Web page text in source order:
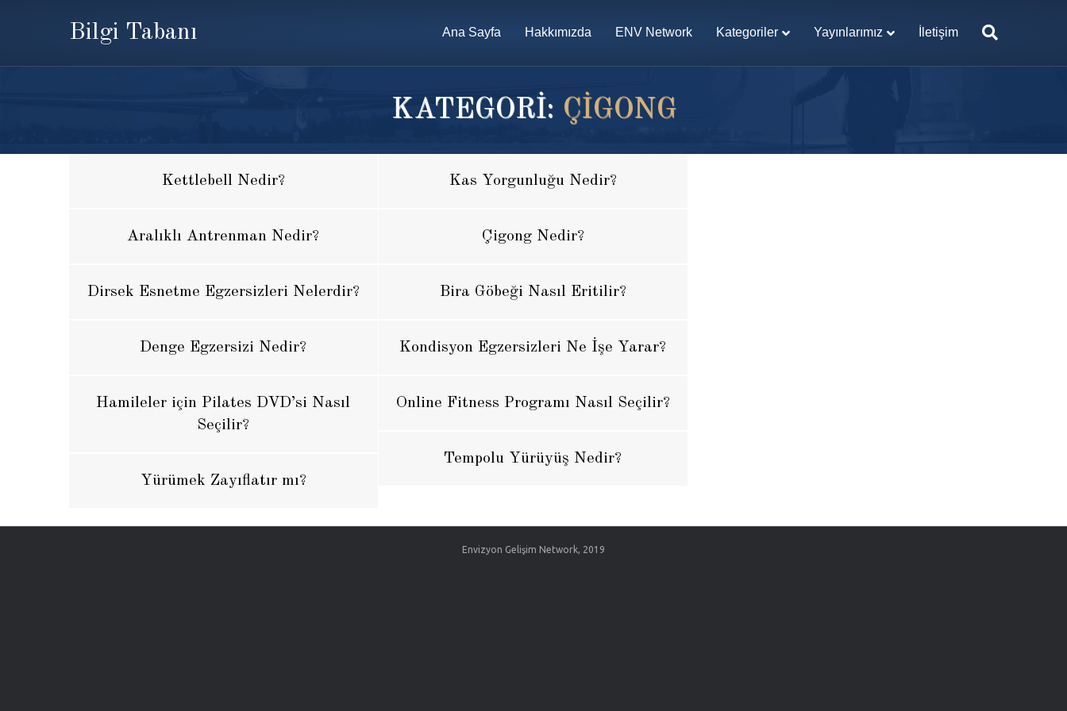
Bilgi Tabanı Ana Sayfa Hakkımızda ENV Network Kategoriler Yayınlarımız İletişim
KATEGORİ: ÇIGONG
Kettlebell Nedir? Kas Yorgunluğu Nedir?
Aralıklı Antrenman Nedir? Çigong Nedir?
Dirsek Esnetme Egzersizleri Nelerdir? Bira Göbeği Nasıl Eritilir?
Denge Egzersizi Nedir? Kondisyon Egzersizleri Ne İşe Yarar?
Hamileler için Pilates DVD’si Nasıl
Seçilir?
Online Fitness Programı Nasıl Seçilir?
Tempolu Yürüyüş Nedir?
Yürümek Zayıflatır mı?
Envizyon Gelişim Network, 2019